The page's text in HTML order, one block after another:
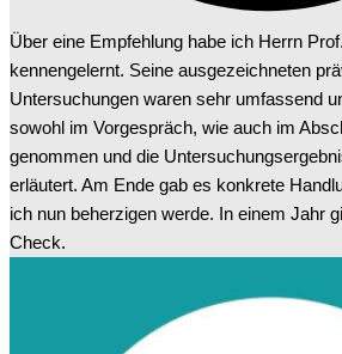
Über eine Empfehlung habe ich Herrn
kennengelernt. Seine ausgezeichneten
Untersuchungen waren sehr umfassend
sowohl im Vorgespräch, wie auch im
genommen und die
erläutert. Am Ende gab es konkrete
ich nun beherzigen werde. In einem Jahr
Check.